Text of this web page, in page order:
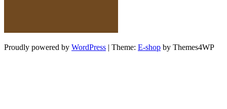
Proudly powered by WordPress | Theme: E-shop by Themes4WP